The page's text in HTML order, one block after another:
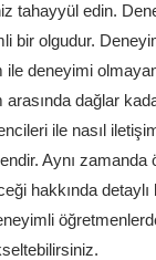
tahayyül edin.
bir olgudur.
ile deneyimi
dağlar
ile nasıl
Aynı zamanda
hakkında